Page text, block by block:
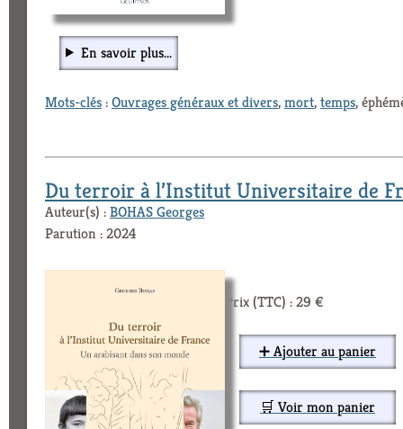
En savoir plus...
Mots-clés:Ouvrages généraux et divers,mort,temps,
Du terroir à l’Institut Universitaire de
Auteur(s) :BOHAS Georges
Parution : 2024
Prix (TTC) : 29 €
➕ Ajouter au panier
🛒 Voir mon panier